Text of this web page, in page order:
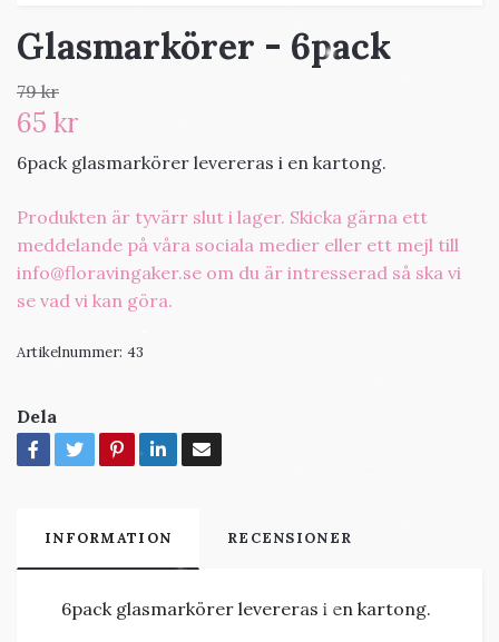
Glasmarkörer - 6pack
79 kr
65 kr
6pack glasmarkörer levereras i en kartong.
Produkten är tyvärr slut i lager. Skicka gärna ett
meddelande på våra sociala medier eller ett mejl till
info@floravingaker.se om du är intresserad så ska vi
se vad vi kan göra.
Artikelnummer: 43
Dela
INFORMATION RECENSIONER
6pack glasmarkörer levereras i en kartong.